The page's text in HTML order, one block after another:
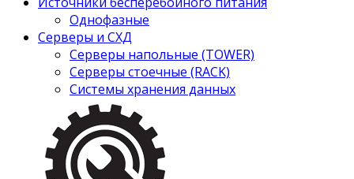
Однофазные
Серверы и СХД
Серверы напольные (TOWER)
Серверы стоечные (RACK)
Системы хранения данных